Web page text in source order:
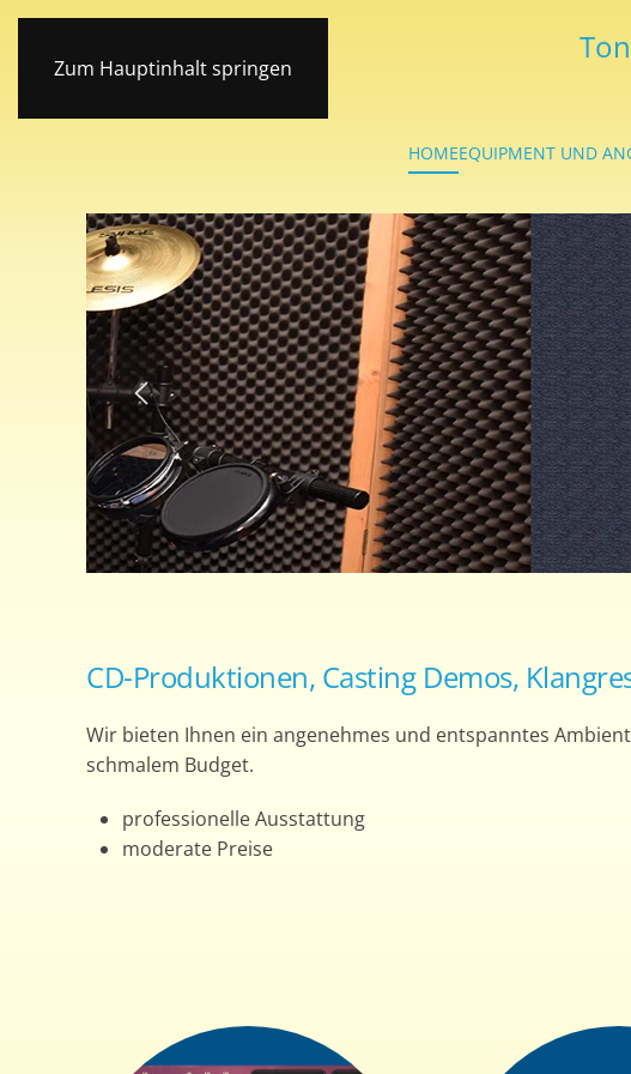
Zum Hauptinhalt springen
HOMEEQUIPMENT UND
CD-Produktionen, Casting Demos,
Wir bieten Ihnen ein angenehmes und entspanntes
schmalem Budget.
professionelle Ausstattung
moderate Preise